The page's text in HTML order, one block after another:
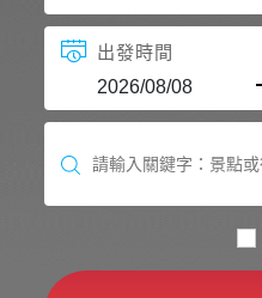
悠遊美加
遊輪河輪
中東非洲
歐洲之旅
出發時間